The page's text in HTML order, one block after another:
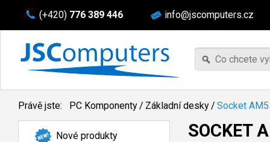
(+420) 776 389 446 info@jscomputers.cz
Právě jste: PC Komponenty/ Základní desky/ Socket AM5
Nové produkty SOCKET